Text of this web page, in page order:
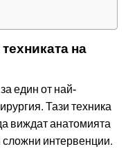
на
един от най-
Тази техника
виждат анатомията
сложни интервенции.